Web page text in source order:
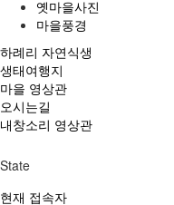
옛마을사진
마을풍경
하례리 자연식생
생태여행지
마을 영상관
오시는길
내창소리 영상관
State
현재 접속자